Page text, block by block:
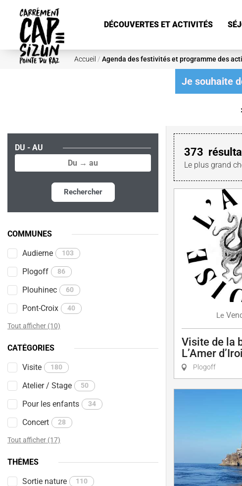
Aller au contenu principal
DÉCOUVERTES ET ACTIVITÉS
Accueil / Agenda des festivités et programme des
Je souhaite
DU - AU
Rechercher
COMMUNES
Audierne 103
Plogoff 86
Plouhinec 60
Pont-Croix 40
Tout afficher (10)
CATÉGORIES
Visite 180
Atelier / Stage 50
Pour les enfants 34
Concert 28
Tout afficher (17)
THÈMES
Sortie nature 110
373
Le plus grand
Le
Visite de la
L’Amer
Plogoff